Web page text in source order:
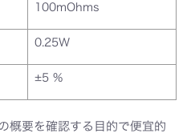
100mOhms
0.25W
±5 %
概要を確認する目的で便宜的